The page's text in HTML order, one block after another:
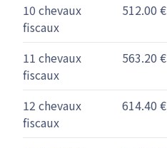
10 chevaux
fiscaux
512.00 €
11 chevaux
fiscaux
563.20 €
12 chevaux
fiscaux
614.40 €